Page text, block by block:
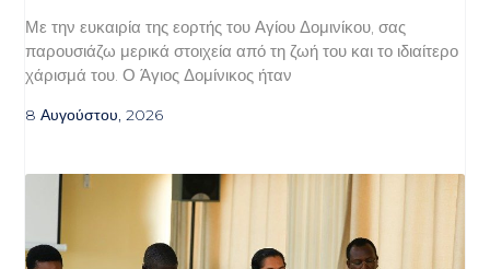
Με την ευκαιρία της εορτής του Αγίου Δομινίκου, σας
παρουσιάζω μερικά στοιχεία από τη ζωή του και το ιδιαίτερο
χάρισμά του. Ο Άγιος Δομίνικος ήταν
8 Αυγούστου, 2026